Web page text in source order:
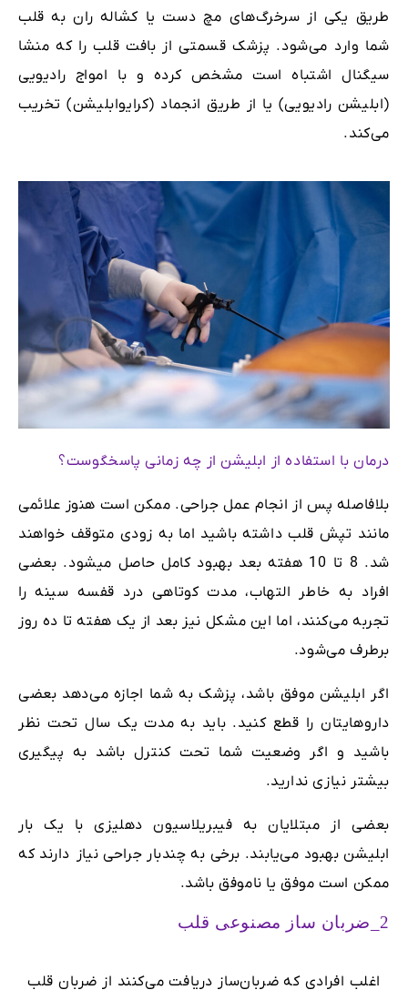
طریق یکی از سرخرگ‌های مچ دست یا کشاله ران به قلب
شما وارد می‌شود. پزشک قسمتی از بافت قلب را که منشا
سیگنال اشتباه است مشخص کرده و با امواج رادیویی
(ابلیشن رادیویی) یا از طریق انجماد (کرایوابلیشن) تخریب
می‌کند.
درمان با استفاده از ابلیشن از چه زمانی پاسخگوست؟
بلافاصله پس از انجام عمل جراحی. ممکن است هنوز علائمی
مانند تپش قلب داشته باشید اما به زودی متوقف خواهند
شد. 8 تا 10 هفته بعد بهبود کامل حاصل میشود. بعضی
افراد به خاطر التهاب، مدت کوتاهی درد قفسه سینه را
تجربه می‌کنند، اما این مشکل نیز بعد از یک هفته تا ده روز
برطرف می‌شود.
اگر ابلیشن موفق باشد، پزشک به شما اجازه می‌دهد بعضی
داروهایتان را قطع کنید. باید به مدت یک سال تحت نظر
باشید و اگر وضعیت شما تحت کنترل باشد به پیگیری
بیشتر نیازی ندارید.
بعضی از مبتلایان به فیبریلاسیون دهلیزی با یک بار
ابلیشن بهبود می‌یابند. برخی به چندبار جراحی نیاز دارند که
ممکن است موفق یا ناموفق باشد.
2_ضربان ساز مصنوعی قلب
اغلب افرادی که ضربان‌ساز دریافت می‌کنند از ضربان قلب